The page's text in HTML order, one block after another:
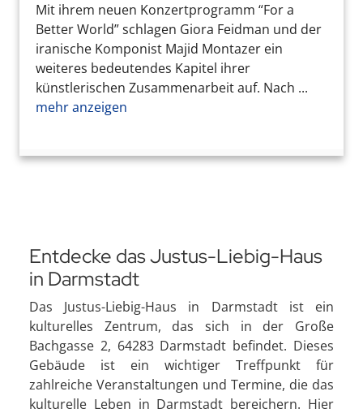
Mit ihrem neuen Konzertprogramm “For a
Better World” schlagen Giora Feidman und der
iranische Komponist Majid Montazer ein
weiteres bedeutendes Kapitel ihrer
künstlerischen Zusammenarbeit auf. Nach ...
mehr anzeigen
Entdecke das Justus-Liebig-Haus
in Darmstadt
Das Justus-Liebig-Haus in Darmstadt ist ein
kulturelles Zentrum, das sich in der Große
Bachgasse 2, 64283 Darmstadt befindet. Dieses
Gebäude ist ein wichtiger Treffpunkt für
zahlreiche Veranstaltungen und Termine, die das
kulturelle Leben in Darmstadt bereichern. Hier